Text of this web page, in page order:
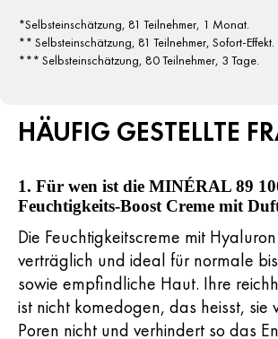
*Selbsteinschätzung, 81 Teilnehmer, 1 Monat.
** Selbsteinschätzung, 81 Teilnehmer, Sofort-Effekt.
*** Selbsteinschätzung, 80 Teilnehmer, 3 Tage.
HÄUFIG GESTELLTE
1. Für wen ist die MINÉRAL 89
Feuchtigkeits-Boost Creme mit
Die Feuchtigkeitscreme mit
verträglich und ideal für normale
sowie empfindliche Haut. Ihre
ist nicht komedogen, das heisst, sie
Poren nicht und verhindert so das